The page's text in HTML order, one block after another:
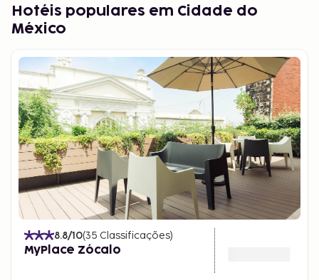
arte e música.
Comer na Cidade do México é uma experiência em
si. Experimente tacos, quesadillas e tamales
autênticos nas barracas de rua ou visite
restaurantes considerados entre os melhores do
mundo. Não perca os mercados Mercado de San
Juan ou La Merced – um festival de aromas, cores e
sabores!
Hotéis populares em Cidade do
México
8.8/10(35 Classificações)
MyPlace Zócalo